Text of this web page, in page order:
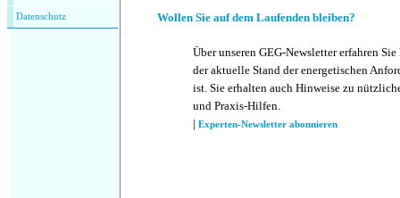
Datenschutz Wollen Sie auf dem Laufenden bleiben?
Über unseren GEG-Newsletter erfahren
der aktuelle Stand der energetischen
ist. Sie erhalten auch Hinweise zu
und Praxis-Hilfen.
| Experten-Newsletter abonnieren